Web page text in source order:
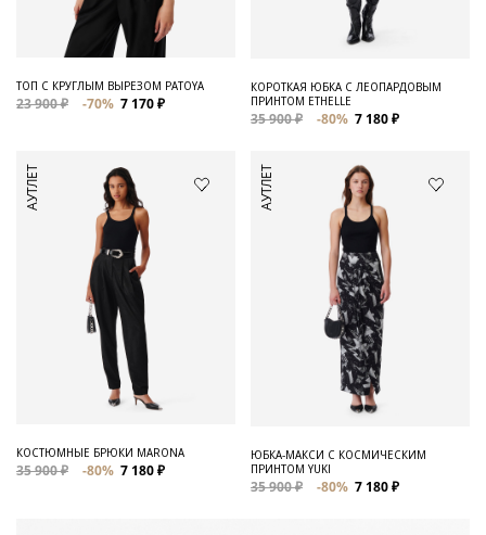
ТОП С КРУГЛЫМ ВЫРЕЗОМ PATOYA
23 900 ₽ -70% 7 170 ₽
КОРОТКАЯ ЮБКА С ЛЕОПАРДОВЫМ
ПРИНТОМ ETHELLE
35 900 ₽ -80% 7 180 ₽
АУТЛЕТ
КОСТЮМНЫЕ БРЮКИ MARONA
35 900 ₽ -80% 7 180 ₽
АУТЛЕТ
ЮБКА-МАКСИ С КОСМИЧЕСКИМ
ПРИНТОМ YUKI
35 900 ₽ -80% 7 180 ₽